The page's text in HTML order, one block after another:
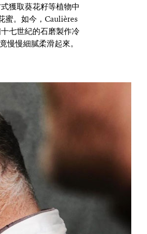
獲取葵花籽等植物中
蜜。如今，Caulières
七世紀的石磨製作冷
慢慢細膩柔滑起來。